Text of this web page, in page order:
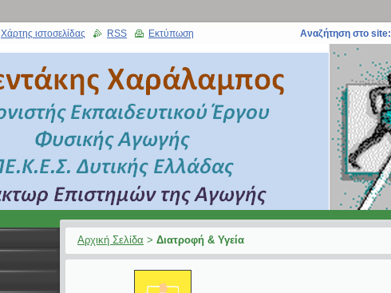
Αρχική Σελίδα > Διατροφή & Υγεία
Χάρτης ιστοσελίδας RSS Εκτύπωση Αναζήτηση στο site: